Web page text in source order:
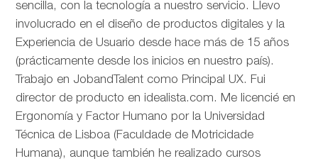
sencilla, con la tecnología a nuestro servicio. Llevo
involucrado en el diseño de productos digitales y la
Experiencia de Usuario desde hace más de 15 años
(prácticamente desde los inicios en nuestro país).
Trabajo en JobandTalent como Principal UX. Fui
director de producto en idealista.com. Me licencié en
Ergonomía y Factor Humano por la Universidad
Técnica de Lisboa (Faculdade de Motricidade
Humana), aunque también he realizado cursos